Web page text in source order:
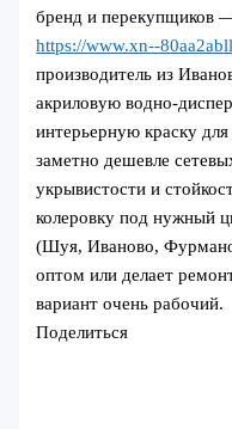
бренд и перекупщиков
https://www.xn--
производитель из
акриловую водно-
интерьерную краску
заметно дешевле
укрывистости и
колеровку под нужный
(Шуя, Иваново,
оптом или делает
вариант очень рабочий.
Поделиться